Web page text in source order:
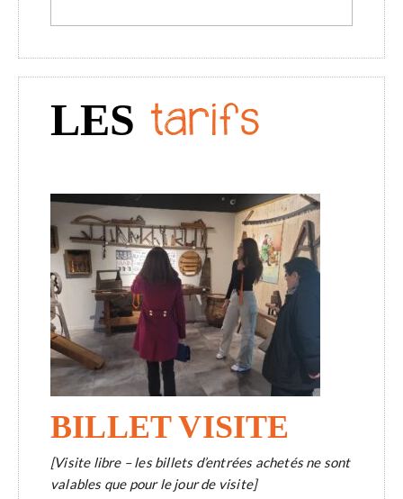
LES tarifs
BILLET VISITE
[Visite libre – les billets d’entrées achetés ne sont
valables que pour le jour de visite]